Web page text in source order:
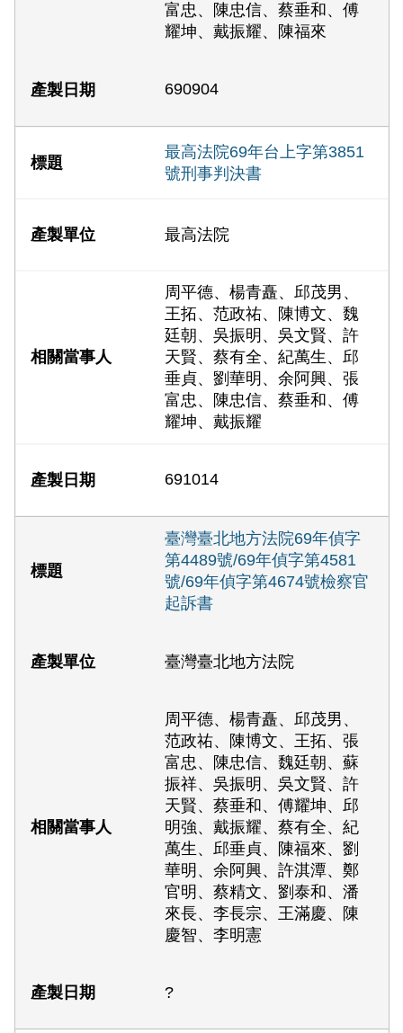
富忠、陳忠信、蔡垂和、傅
耀坤、戴振耀、陳福來
690904
最高法院69年台上字第3851
號刑事判決書
最高法院
周平德、楊青矗、邱茂男、
王拓、范政祐、陳博文、魏
廷朝、吳振明、吳文賢、許
天賢、蔡有全、紀萬生、邱
垂貞、劉華明、余阿興、張
富忠、陳忠信、蔡垂和、傅
耀坤、戴振耀
691014
臺灣臺北地方法院69年偵字
第4489號/69年偵字第4581
號/69年偵字第4674號檢察官
起訴書
臺灣臺北地方法院
周平德、楊青矗、邱茂男、
范政祐、陳博文、王拓、張
富忠、陳忠信、魏廷朝、蘇
振祥、吳振明、吳文賢、許
天賢、蔡垂和、傅耀坤、邱
明強、戴振耀、蔡有全、紀
萬生、邱垂貞、陳福來、劉
華明、余阿興、許淇潭、鄭
官明、蔡精文、劉泰和、潘
來長、李長宗、王滿慶、陳
慶智、李明憲
?